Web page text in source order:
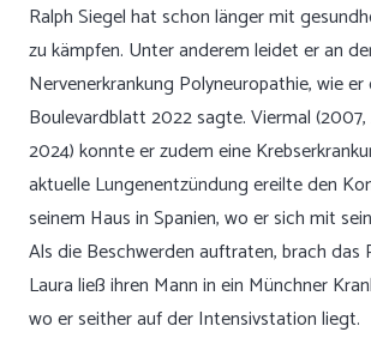
Ralph Siegel hat schon länger mit
zu kämpfen. Unter anderem leidet er an
Nervenerkrankung Polyneuropathie, wie er
Boulevardblatt 2022 sagte. Viermal
2024) konnte er zudem eine
aktuelle Lungenentzündung ereilte den
seinem Haus in Spanien, wo er sich mit
Als die Beschwerden auftraten, brach das
Laura ließ ihren Mann in ein Münchner
wo er seither auf der Intensivstation liegt.